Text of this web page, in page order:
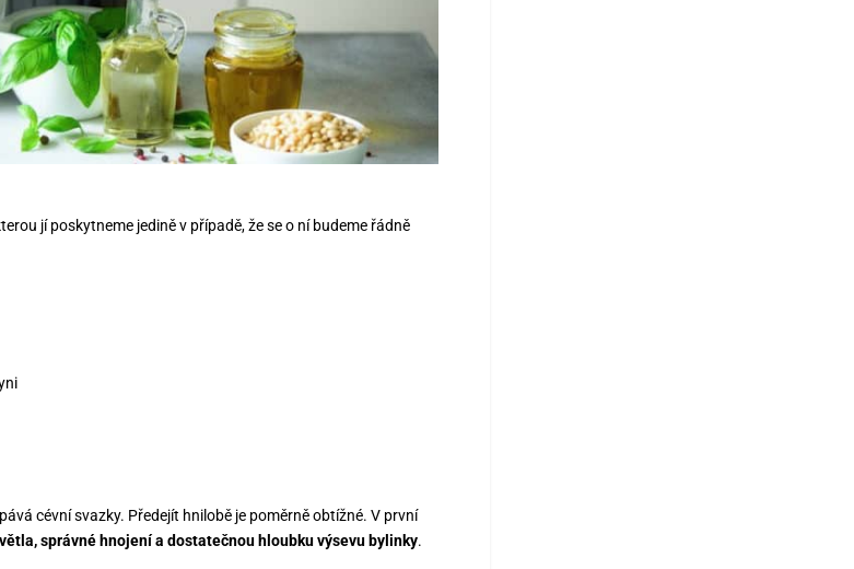
jí poskytneme jedině v případě, že se o ní budeme řádně
cévní svazky. Předejít hnilobě je poměrně obtížné. V první
správné hnojení a dostatečnou hloubku výsevu bylinky.